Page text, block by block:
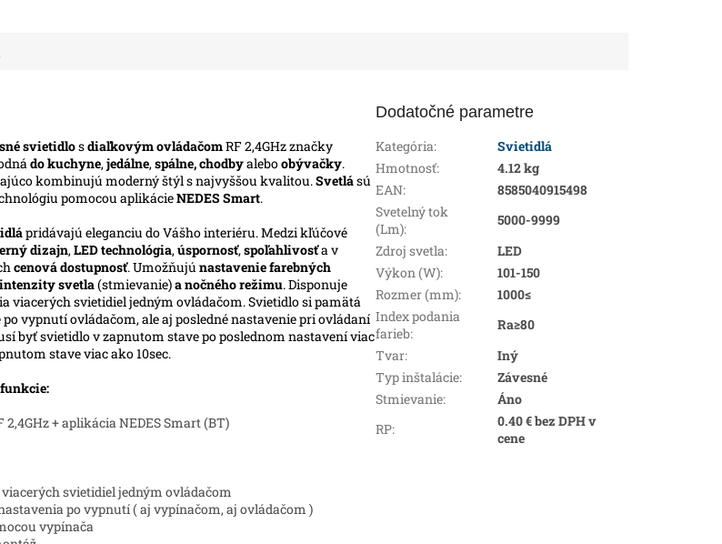
svietidlosdiaľkovým ovládačomRF 2,4GHz značky
do kuchyne, jedálne, spálne, chodbyaleboobývačky.
kombinujú moderný štýl s najvyššou kvalitou.Svetlású
pomocou aplikácieNEDES Smart.
pridávajú eleganciu do Vášho interiéru. Medzi kľúčové
dizajn, LED technológia, úspornosť, spoľahlivosťa v
cenová dostupnosť. Umožňujú nastavenie farebných
intenzity svetla(stmievanie)a nočného režimu. Disponuje
viacerých svietidiel jedným ovládačom. Svietidlo si pamätá
vypnutí ovládačom, ale aj posledné nastavenie pri ovládaní
byť svietidlo v zapnutom stave po poslednom nastavení viac
stave viac ako 10sec.
+ aplikácia NEDES Smart (BT)
svietidiel jedným ovládačom
po vypnutí ( aj vypínačom, aj ovládačom )
vypínača
Dodatočné parametre
Kategória:
Svietidlá
Hmotnosť:
4.12 kg
EAN:
8585040915498
Svetelný tok
(Lm):
5000-9999
Zdroj svetla:
LED
Výkon (W):
101-150
Rozmer (mm):
1000≤
Index podania
farieb:
Ra≥80
Tvar:
Iný
Typ inštalácie:
Závesné
Stmievanie:
Áno
RP:
0.40 € bez DPH v
cene